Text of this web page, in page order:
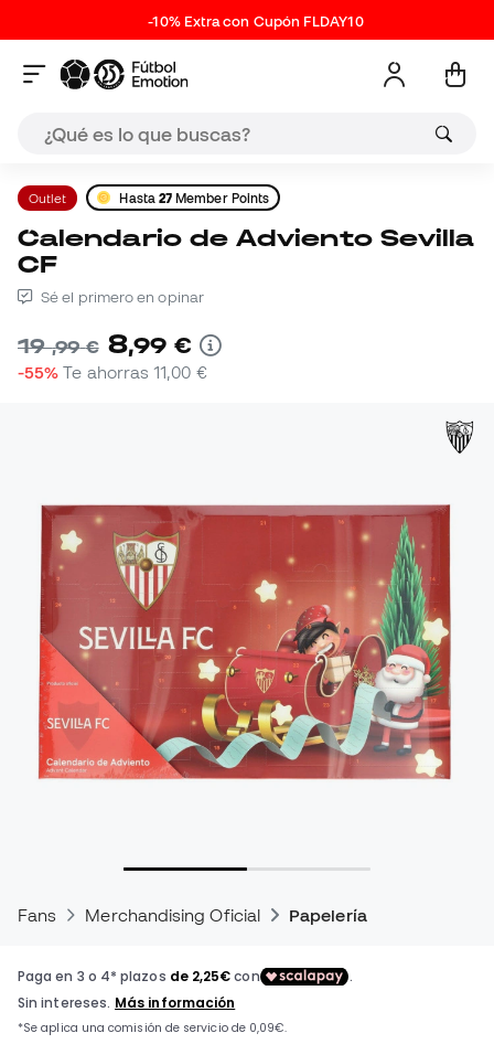
-10% Extra con Cupón FLDAY10
Outlet Hasta 27 Member Points
Calendario de Adviento Sevilla
CF
Sé el primero en opinar
19,99 € 8,99 €
-55% Te ahorras11,00 €
Fans Merchandising Oficial Papelería